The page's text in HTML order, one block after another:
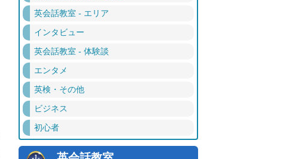
英会話教室 - エリア
インタビュー
英会話教室 - 体験談
エンタメ
英検・その他
ビジネス
初心者